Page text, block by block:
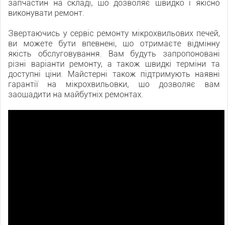
запчастин на складі, що дозволяє швидко і якісно
виконувати ремонт.
Звертаючись у сервіс ремонту мікрохвильових печей,
ви можете бути впевнені, що отримаєте відмінну
якість обслуговування. Вам будуть запропоновані
різні варіанти ремонту, а також швидкі терміни та
доступні ціни. Майстерні також підтримують наявні
гарантії на мікрохвильовки, що дозволяє вам
заощадити на майбутніх ремонтах.